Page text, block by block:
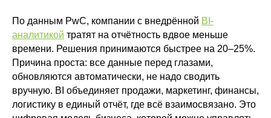
По данным PwC, компании с внедрённой BI-
аналитикой тратят на отчётность вдвое меньше
времени. Решения принимаются быстрее на 20–25%.
Причина проста: все данные перед глазами,
обновляются автоматически, не надо сводить
вручную. BI объединяет продажи, маркетинг, финансы,
логистику в единый отчёт, где всё взаимосвязано. Это